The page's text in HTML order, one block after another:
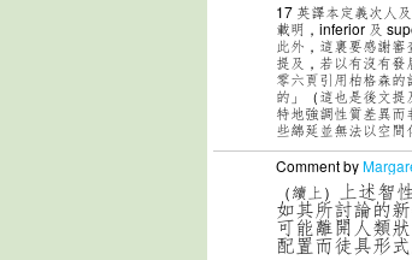
17 英譯本定義次人
載明，inferior 及
此外，這裏要感謝
提及，若以有沒有
零六頁引用柏格森
的」（這也是後文
特地強調性質差異
些綿延並無法以空間
Comment by
（續上） 上述智
如其所討論的
可能離開人類
配置而徒具形式